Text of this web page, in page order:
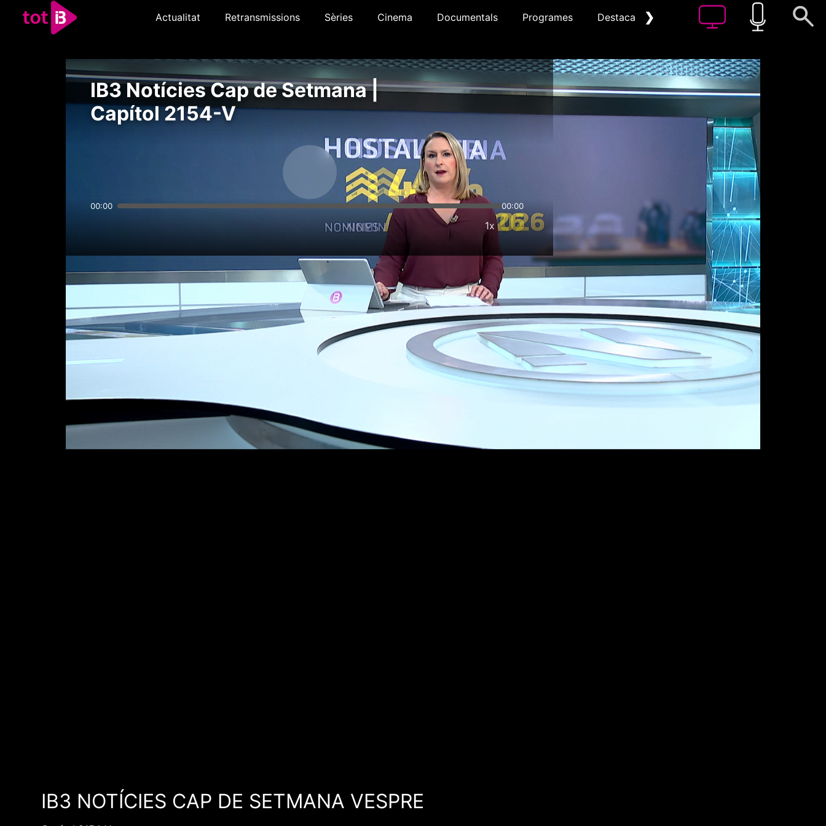
Actualitat Retransmissions Sèries Cinema Documentals Programes Destacat ❯
IB3 Notícies Cap de Setmana |
Capítol 2154-V
00:00 00:00
1x
IB3 NOTÍCIES CAP DE SETMANA VESPRE